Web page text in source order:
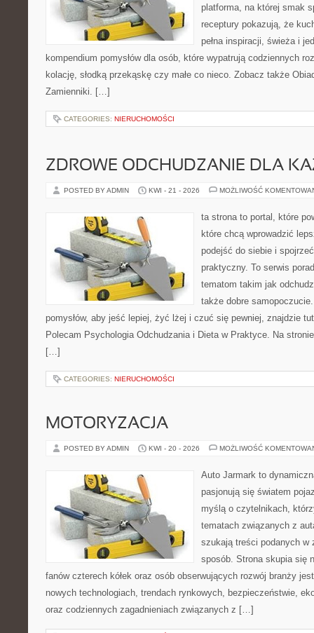
platforma, na której smak
receptury pokazują, że
pełna inspiracji, świeża i
kompendium pomysłów dla osób, które wypatrują codziennych
kolację, słodką przekąskę czy małe co nieco. Zobacz także
Zamienniki. […]
CATEGORIES: NIERUCHOMOŚCI
ZDROWE ODCHUDZANIE DLA
POSTED BY ADMIN KWI - 21 - 2026 MOŻLIWOŚĆ
ta strona to portal, które
które chcą wprowadzić
podejść do siebie i
praktyczny. To serwis
tematom takim jak
także dobre
pomysłów, aby jeść lepiej, żyć lżej i czuć się pewniej, znajdzie
Polecam Psychologia Odchudzania i Dieta w Praktyce. Na
[…]
CATEGORIES: NIERUCHOMOŚCI
MOTORYZACJA
POSTED BY ADMIN KWI - 20 - 2026 MOŻLIWOŚĆ
Auto Jarmark to
pasjonują się światem
myślą o czytelnikach,
tematach związanych z
szukają treści podanych w
sposób. Strona skupia się
fanów czterech kółek oraz osób obserwujących rozwój branży
nowych technologiach, trendach rynkowych, bezpieczeństwie,
oraz codziennych zagadnieniach związanych z […]